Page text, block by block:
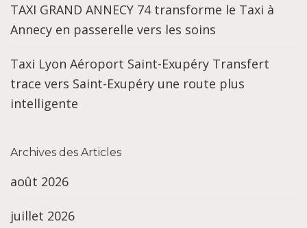
TAXI GRAND ANNECY 74 transforme le Taxi à
Annecy en passerelle vers les soins
Taxi Lyon Aéroport Saint-Exupéry Transfert
trace vers Saint-Exupéry une route plus
intelligente
Archives des Articles
août 2026
juillet 2026